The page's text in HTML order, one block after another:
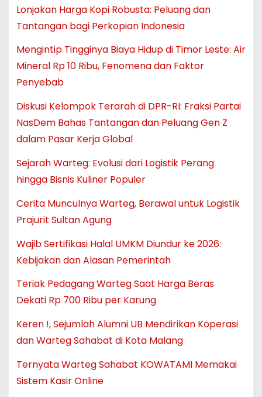
Lonjakan Harga Kopi Robusta: Peluang dan
Tantangan bagi Perkopian Indonesia
Mengintip Tingginya Biaya Hidup di Timor Leste: Air
Mineral Rp 10 Ribu, Fenomena dan Faktor
Penyebab
Diskusi Kelompok Terarah di DPR-RI: Fraksi Partai
NasDem Bahas Tantangan dan Peluang Gen Z
dalam Pasar Kerja Global
Sejarah Warteg: Evolusi dari Logistik Perang
hingga Bisnis Kuliner Populer
Cerita Munculnya Warteg, Berawal untuk Logistik
Prajurit Sultan Agung
Wajib Sertifikasi Halal UMKM Diundur ke 2026:
Kebijakan dan Alasan Pemerintah
Teriak Pedagang Warteg Saat Harga Beras
Dekati Rp 700 Ribu per Karung
Keren !, Sejumlah Alumni UB Mendirikan Koperasi
dan Warteg Sahabat di Kota Malang
Ternyata Warteg Sahabat KOWATAMI Memakai
Sistem Kasir Online